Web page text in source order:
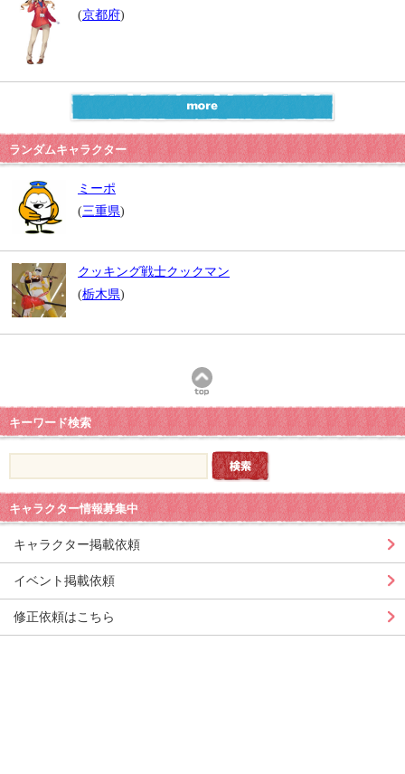
(京都府)
ランダムキャラクター
ミーポ
(三重県)
クッキング戦士クックマン
(栃木県)
キーワード検索
キャラクター情報募集中
キャラクター掲載依頼
イベント掲載依頼
修正依頼はこちら